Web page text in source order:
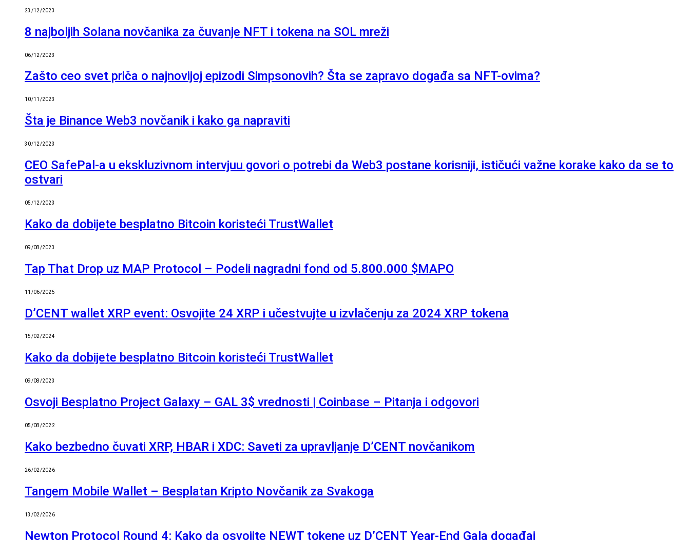
23/12/2023
8 najboljih Solana novčanika za čuvanje NFT i tokena na SOL mreži
06/12/2023
Zašto ceo svet priča o najnovijoj epizodi Simpsonovih? Šta se zapravo događa sa NFT-ovima?
10/11/2023
Šta je Binance Web3 novčanik i kako ga napraviti
30/12/2023
CEO SafePal-a u ekskluzivnom intervjuu govori o potrebi da Web3 postane korisniji, ističući važne korake kako da se to
ostvari
05/12/2023
Kako da dobijete besplatno Bitcoin koristeći TrustWallet
09/08/2023
Tap That Drop uz MAP Protocol – Podeli nagradni fond od 5.800.000 $MAPO
11/06/2025
D’CENT wallet XRP event: Osvojite 24 XRP i učestvujte u izvlačenju za 2024 XRP tokena
15/02/2024
Kako da dobijete besplatno Bitcoin koristeći TrustWallet
09/08/2023
Osvoji Besplatno Project Galaxy – GAL 3$ vrednosti | Coinbase – Pitanja i odgovori
05/08/2022
Kako bezbedno čuvati XRP, HBAR i XDC: Saveti za upravljanje D’CENT novčanikom
26/02/2026
Tangem Mobile Wallet – Besplatan Kripto Novčanik za Svakoga
13/02/2026
Newton Protocol Round 4: Kako da osvojite NEWT tokene uz D’CENT Year-End Gala događaj